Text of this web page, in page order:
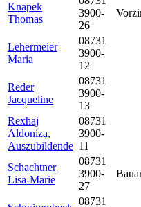
Knapek
Thomas
3900-
26
Lehermeier
Maria
08731
3900-
12
Reder
Jacqueline
08731
3900-
13
Rexhaj
Aldoniza,
Auszubildende
08731
3900-
11
Schachtner
Lisa-Marie
08731
3900-
27
08731